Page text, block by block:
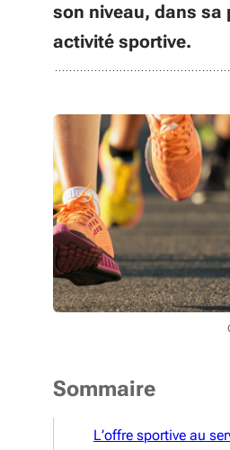
son niveau, dans sa
activité sportive.
Sommaire
L’offre sportive au